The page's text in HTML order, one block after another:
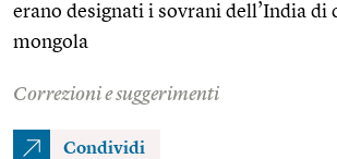
erano designati i sovrani dell’India di
mongola
Correzioni e suggerimenti
Condividi